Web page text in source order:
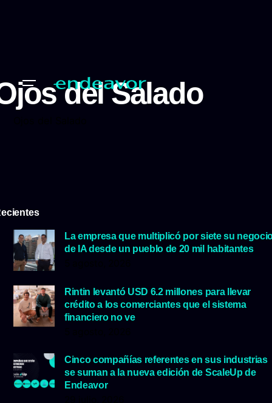
del Salado
La empresa que multiplicó por siete su
de IA desde un pueblo de 20 mil habitantes
Rintin levantó USD 6.2 millones para llevar
crédito a los comerciantes que el sistema
financiero no ve
Cinco compañías referentes en sus industrias
se suman a la nueva edición de ScaleUp de
Endeavor